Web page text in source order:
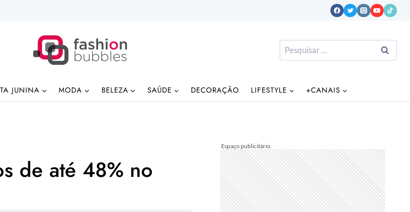
Pesquisar
por:
JUNINA MODA BELEZA SAÚDE DECORAÇÃO LIFESTYLE +CANAIS
de até 48% no